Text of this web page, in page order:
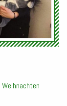
Weihnachten